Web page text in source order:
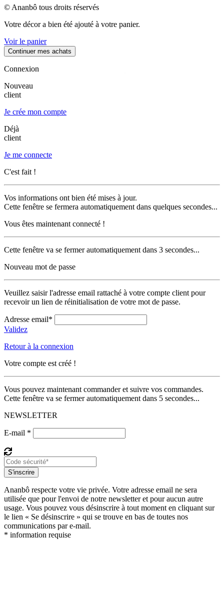
© Ananbô tous droits réservés
Votre décor a bien été ajouté à votre panier.
Voir le panier
Continuer mes achats
Connexion
Nouveau
client
Je crée mon compte
Déjà
client
Je me connecte
C'est fait !
Vos informations ont bien été mises à jour.
Cette fenêtre se fermera automatiquement dans quelques secondes...
Vous êtes maintenant connecté !
Cette fenêtre va se fermer automatiquement dans 3 secondes...
Nouveau mot de passe
Veuillez saisir l'adresse email rattaché à votre compte client pour
recevoir un lien de réinitialisation de votre mot de passe.
Adresse email*
Validez
Retour à la connexion
Votre compte est créé !
Vous pouvez maintenant commander et suivre vos commandes.
Cette fenêtre va se fermer automatiquement dans 5 secondes...
NEWSLETTER
E-mail *
S'inscrire
Ananbô respecte votre vie privée. Votre adresse email ne sera
utilisée que pour l'envoi de notre newsletter et pour aucun autre
usage. Vous pouvez vous désinscrire à tout moment en cliquant sur
le lien « Se désinscrire » qui se trouve en bas de toutes nos
communications par e-mail.
* information requise